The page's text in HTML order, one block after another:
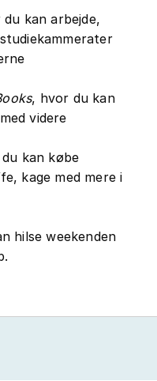
kan arbejde,
, hvor du kan
videre
kan købe
kage med mere i
hilse weekenden